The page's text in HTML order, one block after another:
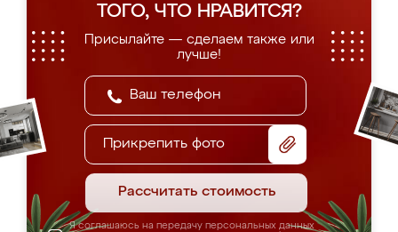
ТОГО, ЧТО НРАВИТСЯ?
Присылайте — сделаем также или
лучше!
Прикрепить фото
Рассчитать стоимость
Я соглашаюсь на передачу персональных данных